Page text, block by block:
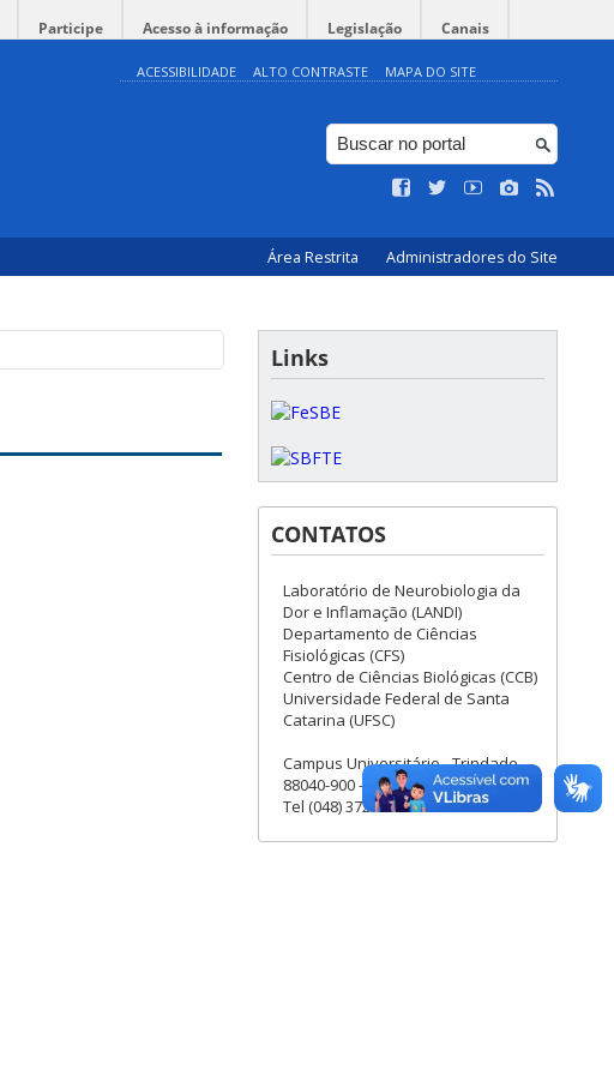
Participe Acesso à informação Legislação Canais
ACESSIBILIDADE ALTO CONTRASTE MAPA DO SITE
Área Restrita Administradores do Site
Links
CONTATOS
Laboratório de Neurobiologia da
Dor e Inflamação (LANDI)
Departamento de Ciências
Fisiológicas (CFS)
Centro de Ciências Biológicas (CCB)
Universidade Federal de Santa
Catarina (UFSC)
Campus Universitário - Trindade -
88040-900 - Florianópolis
Tel (048) 3721-9352 / Ramal 206